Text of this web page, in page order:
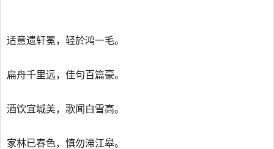
适意遗轩冕，轻於鸿一毛。
扁舟千里远，佳句百篇豪。
酒饮宜城美，歌闻白雪高。
家林已春色，慎勿滞江皋。